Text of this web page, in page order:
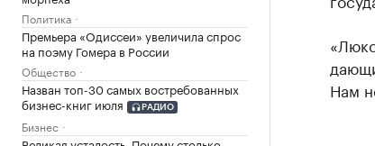
Политика
Премьера «Одиссеи» увеличила спрос
на поэму Гомера в России
Общество
Назван топ-30 самых востребованных
бизнес-книг июля
РАДИО
Бизнес
Нам